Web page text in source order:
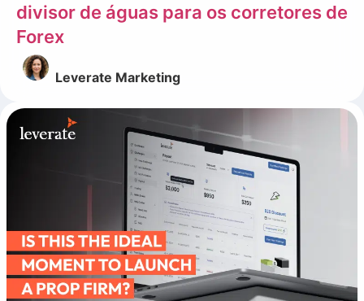
divisor de águas para os corretores de
Forex
Leverate Marketing